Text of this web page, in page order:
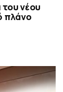
νέου
πλάνο